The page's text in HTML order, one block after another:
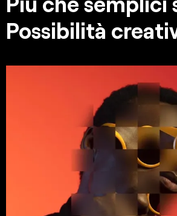
Possibilità